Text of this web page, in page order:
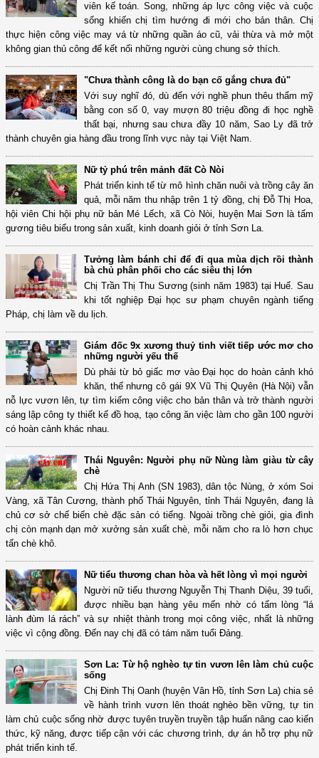
viên kế toán. Song, những áp lực công việc và cuộc
sống khiến chị tìm hướng đi mới cho bản thân. Chị
thực hiện công việc may vá từ những quần áo cũ, vải thừa và mở một
không gian thủ công để kết nối những người cùng chung sở thích.
"Chưa thành công là do bạn cố gắng chưa đủ"
Với suy nghĩ đó, dù đến với nghề phun thêu thẩm mỹ
bằng con số 0, vay mượn 80 triệu đồng đi học nghề
thất bại, nhưng sau chưa đầy 10 năm, Sao Ly đã trở
thành chuyên gia hàng đầu trong lĩnh vực này tại Việt Nam.
Nữ tỷ phú trên mảnh đất Cò Nòi
Phát triển kinh tế từ mô hình chăn nuôi và trồng cây ăn
quả, mỗi năm thu nhập trên 1 tỷ đồng, chị Đỗ Thị Hoa,
hội viên Chi hội phụ nữ bản Mé Lếch, xã Cò Nòi, huyện Mai Sơn là tấm
gương tiêu biểu trong sản xuất, kinh doanh giỏi ở tỉnh Sơn La.
Tưởng làm bánh chỉ để đi qua mùa dịch rồi thành
bà chủ phân phối cho các siêu thị lớn
Chị Trần Thị Thu Sương (sinh năm 1983) tại Huế. Sau
khi tốt nghiệp Đại học sư phạm chuyên ngành tiếng
Pháp, chị làm về du lịch.
Giám đốc 9x xương thuỷ tinh viết tiếp ước mơ cho
những người yếu thế
Dù phải từ bỏ giấc mơ vào Đại học do hoàn cảnh khó
khăn, thế nhưng cô gái 9X Vũ Thị Quyên (Hà Nội) vẫn
nỗ lực vươn lên, tự tìm kiếm công việc cho bản thân và trở thành người
sáng lập công ty thiết kế đồ hoạ, tạo công ăn việc làm cho gần 100 người
có hoàn cảnh khác nhau.
Thái Nguyên: Người phụ nữ Nùng làm giàu từ cây
chè
Chị Hứa Thị Anh (SN 1983), dân tộc Nùng, ở xóm Soi
Vàng, xã Tân Cương, thành phố Thái Nguyên, tỉnh Thái Nguyên, đang là
chủ cơ sở chế biến chè đặc sản có tiếng. Ngoài trồng chè giỏi, gia đình
chị còn mạnh dạn mở xưởng sản xuất chè, mỗi năm cho ra lò hơn chục
tấn chè khô.
Nữ tiểu thương chan hòa và hết lòng vì mọi người
Người nữ tiểu thương Nguyễn Thị Thanh Diệu, 39 tuổi,
được nhiều bạn hàng yêu mến nhờ có tấm lòng “lá
lành đùm lá rách” và sự nhiệt thành trong mọi công việc, nhất là những
việc vì cộng đồng. Đến nay chị đã có tám năm tuổi Đảng.
Sơn La: Từ hộ nghèo tự tin vươn lên làm chủ cuộc
sống
Chị Đinh Thị Oanh (huyện Vân Hồ, tỉnh Sơn La) chia sẻ
về hành trình vươn lên thoát nghèo bền vững, tự tin
làm chủ cuộc sống nhờ được tuyên truyền truyền tập huấn nâng cao kiến
thức, kỹ năng, được tiếp cận với các chương trình, dự án hỗ trợ phụ nữ
phát triển kinh tế.